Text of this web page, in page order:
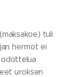
tuli
hermot ei
odottelua
uroksen